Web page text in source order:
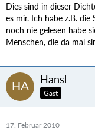
Dies sind in dieser
es mir. Ich habe z.B.
noch nie gelesen habe
Menschen, die da mal
Hansl
Gast
17. Februar 2010